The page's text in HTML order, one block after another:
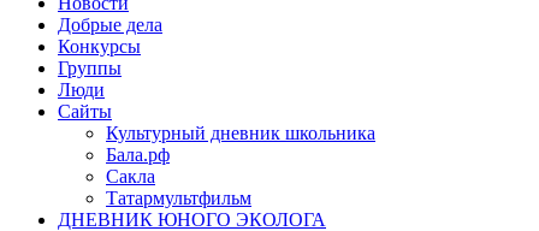
Добрые дела
Конкурсы
Группы
Люди
Сайты
Культурный дневник школьника
Бала.рф
Сакла
Татармультфильм
ДНЕВНИК ЮНОГО ЭКОЛОГА